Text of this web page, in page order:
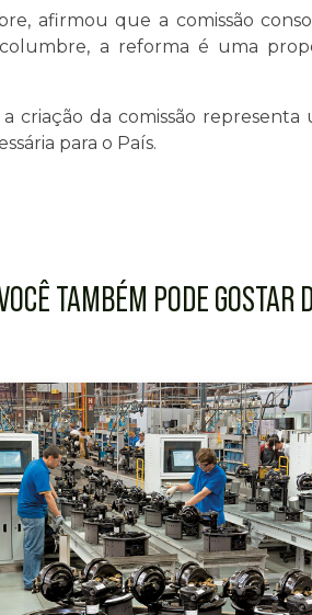
afirmou que a comissão
a reforma é uma
criação da comissão
para o País.
TAMBÉM PODE GOSTAR